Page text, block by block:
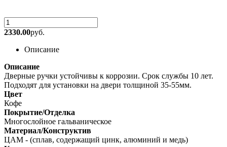
2330.00руб.
Описание
Описание
Дверные ручки устойчивы к коррозии. Срок службы 10 лет.
Подходят для установки на двери толщиной 35-55мм.
Цвет
Кофе
Покрытие/Отделка
Многослойное гальваническое
Материал/Конструктив
ЦАМ - (сплав, содержащий цинк, алюминий и медь)